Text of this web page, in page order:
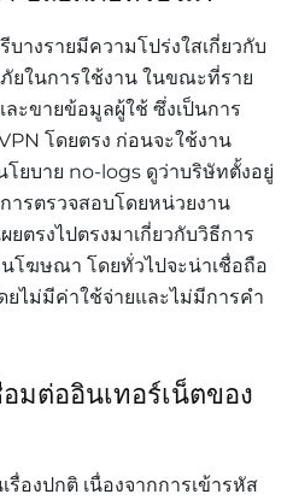
างรายมีความโปร่งใสเกี่ยวกับ
ยในการใช้งาน ในขณะที่ราย
ะขายข้อมูลผู้ใช้ ซึ่งเป็นการ
โดยตรง ก่อนจะใช้งาน
ยบาย no-logs ดูว่าบริษัทตั้งอยู่
ารตรวจสอบโดยหน่วยงาน
ยตรงไปตรงมาเกี่ยวกับวิธีการ
โฆษณา โดยทั่วไปจะน่าเชื่อถือ
ยไม่มีค่าใช้จ่ายและไม่มีการคำ
มต่ออินเทอร์เน็ตของ
รื่องปกติ เนื่องจากการเข้ารหัส